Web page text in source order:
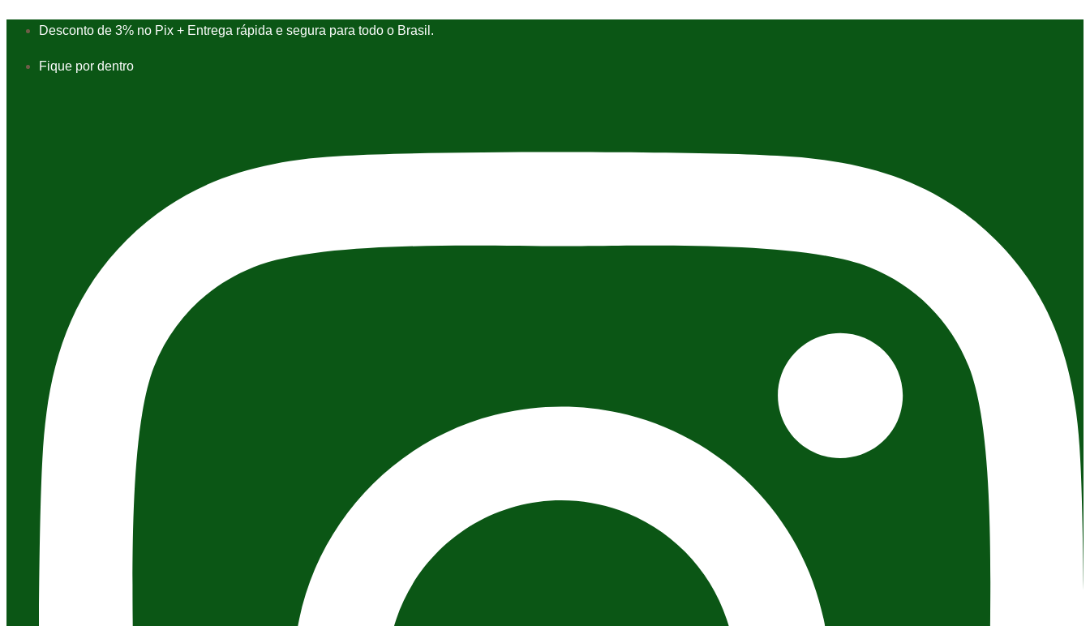
para
Desconto de 3% no Pix + Entrega rápida e segura para todo o Brasil.
Fique por dentro